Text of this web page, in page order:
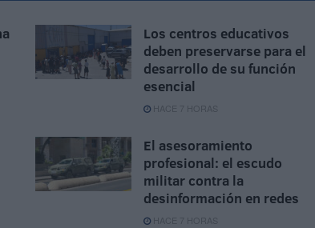
Los centros educativos
deben preservarse para el
desarrollo de su función
esencial
HACE 7 HORAS
El asesoramiento
profesional: el escudo
militar contra la
desinformación en redes
HACE 7 HORAS